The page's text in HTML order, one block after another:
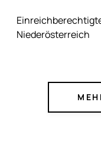
Niederösterreich